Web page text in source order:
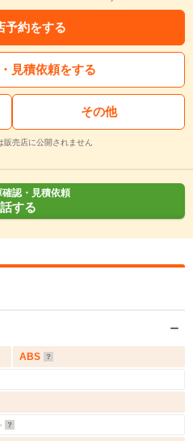
予約をする
見積依頼をする
その他
売店に公開されません
認・見積依頼
する
ABS